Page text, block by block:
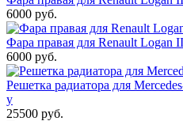
6000 руб.
Фара правая для Renault Logan
6000 руб.
Решетка радиатора для
у
25500 руб.